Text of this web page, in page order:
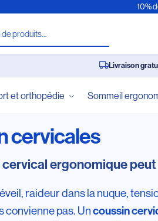
10%
Livraison
et orthopédie Sommeil
cervicales
cervical ergonomique
raideur dans la nuque,
convienne pas. Uncoussin